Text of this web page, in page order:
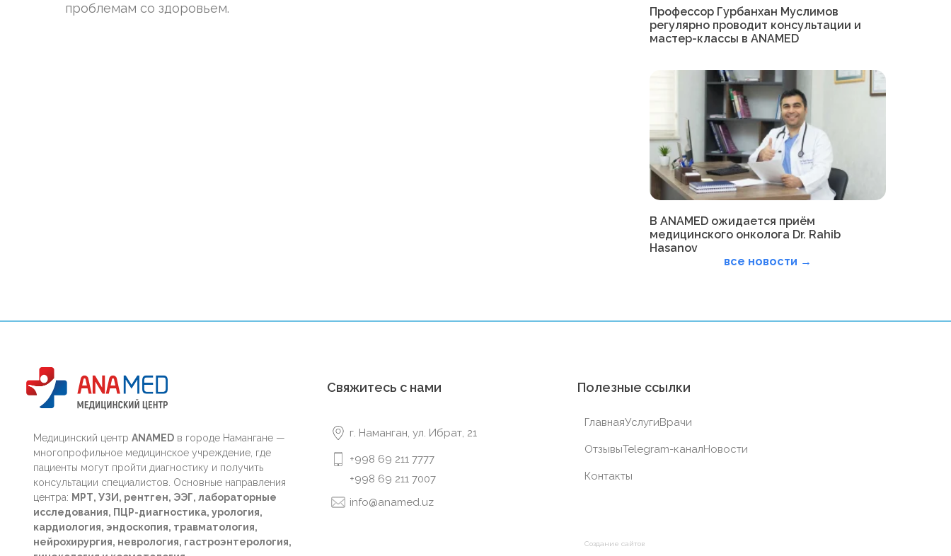
проблемам со здоровьем.
Профессор Гурбанхан Муслимов
регулярно проводит консультации и
мастер-классы в ANAMED
В ANAMED ожидается приём
медицинского онколога Dr. Rahib
Hasanov
все новости →
Медицинский центр ANAMEDв городе Намангане —
многопрофильное медицинское учреждение, где
пациенты могут пройти диагностику и получить
консультации специалистов. Основные направления
центра: МРТ, УЗИ, рентген, ЭЭГ, лабораторные
исследования, ПЦР-диагностика, урология,
кардиология, эндоскопия, травматология,
нейрохирургия, неврология, гастроэнтерология,
Свяжитесь с нами
г. Наманган, ул. Ибрат, 21
+998 69 211 7777
+998 69 211 7007
info@anamed.uz
Полезные ссылки
ГлавнаяУслугиВрачи
ОтзывыTelegram-каналНовости
Контакты
Создание сайтов